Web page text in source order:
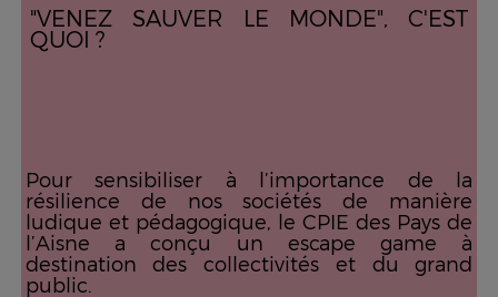
"VENEZ SAUVER LE MONDE", C'EST
QUOI ?
Pour sensibiliser à l’importance de la
résilience de nos sociétés de manière
ludique et pédagogique, le CPIE des Pays de
l’Aisne a conçu un escape game à
destination des collectivités et du grand
public.